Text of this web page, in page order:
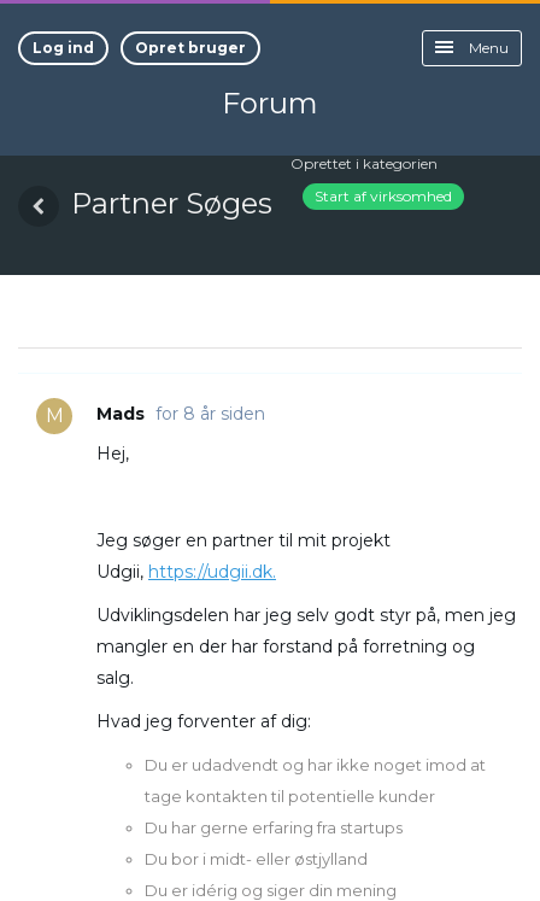
Log ind Opret bruger Menu
Forum
Partner Søges
Oprettet i kategorien
Start af virksomhed
M Mads for 8 år siden
Hej,
Jeg søger en partner til mit projekt
Udgii, https://udgii.dk.
Udviklingsdelen har jeg selv godt styr på, men jeg
mangler en der har forstand på forretning og
salg.
Hvad jeg forventer af dig:
Du er udadvendt og har ikke noget imod at
tage kontakten til potentielle kunder
Du har gerne erfaring fra startups
Du bor i midt- eller østjylland
Du er idérig og siger din mening